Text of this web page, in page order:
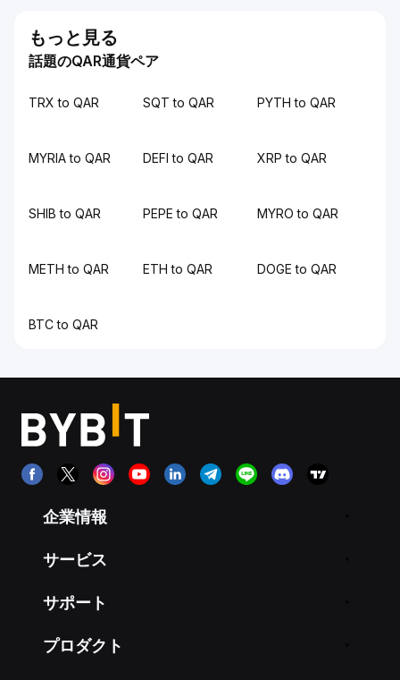
もっと見る
話題のQAR通貨ペア
TRX to QAR SQT to QAR PYTH to QAR
MYRIA to QAR DEFI to QAR XRP to QAR
SHIB to QAR PEPE to QAR MYRO to QAR
METH to QAR ETH to QAR DOGE to QAR
BTC to QAR
企業情報
サービス
サポート
プロダクト